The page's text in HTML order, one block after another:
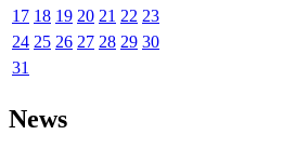
17 18 19 20 21 22 23
24 25 26 27 28 29 30
31
News